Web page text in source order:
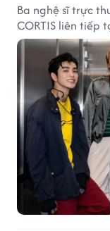
Ba nghệ sĩ trực
CORTIS liên tiếp